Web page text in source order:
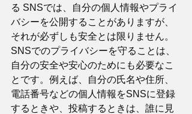
る SNSでは、自分の個人情報やプライ
バシーを公開することがありますが、
それが必ずしも安全とは限りません。
SNSでのプライバシーを守ることは、
自分の安全や安心のためにも必要なこ
とです。例えば、自分の氏名や住所、
電話番号などの個人情報をSNSに登録
するときや、投稿するときは、誰に見